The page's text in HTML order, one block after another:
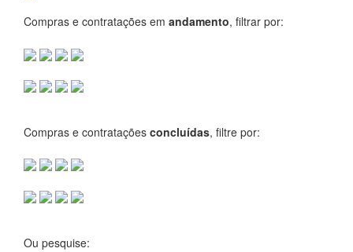
Compras e contratações em andamento, filtrar por:
Compras e contratações concluídas, filtre por:
Ou pesquise: